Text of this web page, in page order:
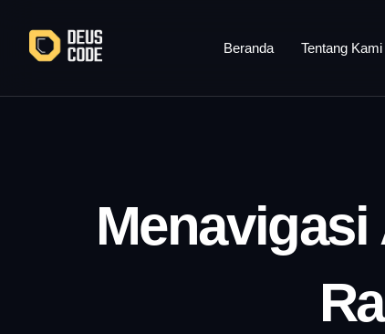
konten
Beranda Tentang Kami